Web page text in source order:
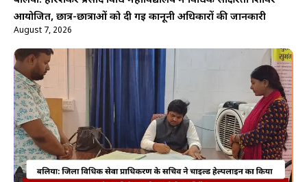
आयोजित, छात्र-छात्राओं को दी गई कानूनी अधिकारों की जानकारी
August 7, 2026